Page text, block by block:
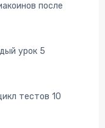
после
урок 5
тестов 10